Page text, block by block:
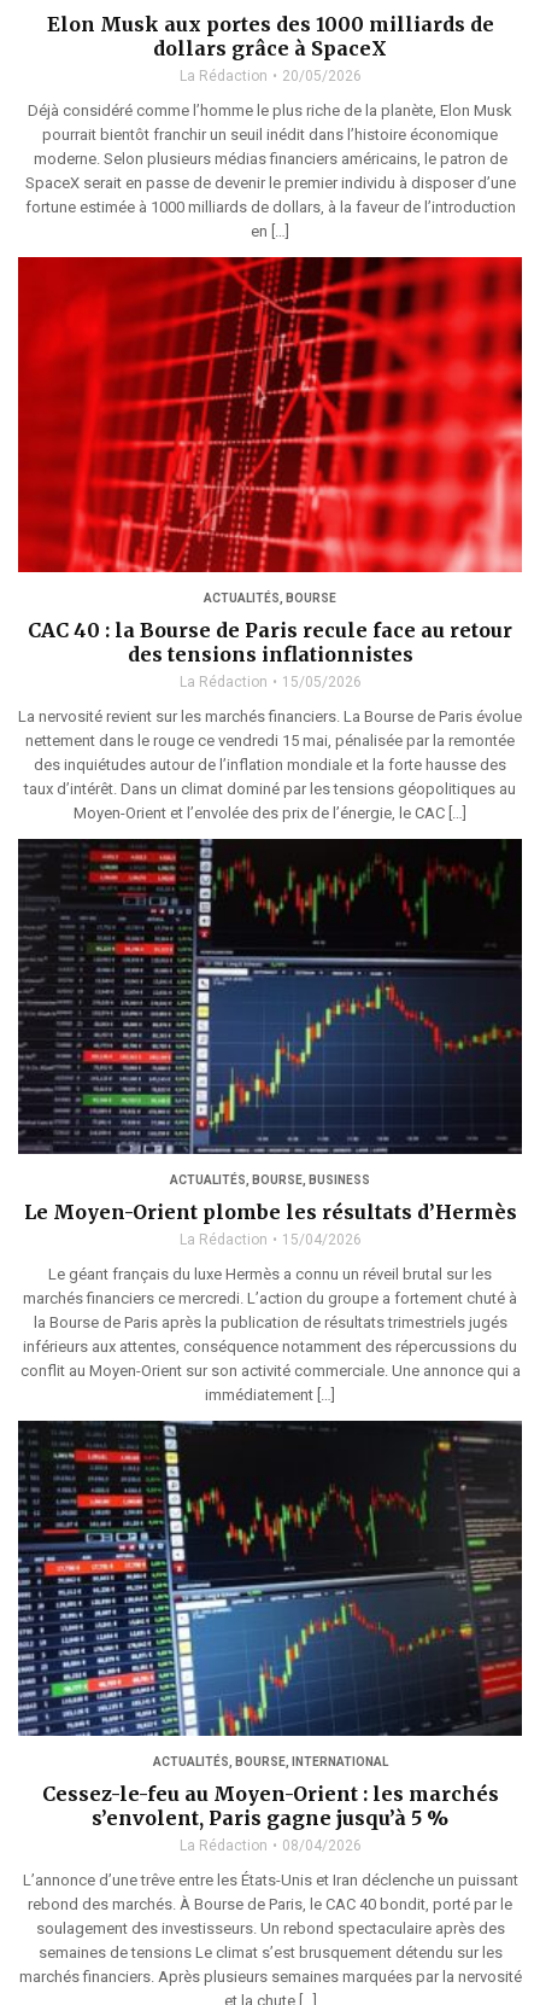
Elon Musk aux portes des 1000 milliards de
dollars grâce à SpaceX
La Rédaction 20/05/2026
Déjà considéré comme l’homme le plus riche de la planète, Elon Musk
pourrait bientôt franchir un seuil inédit dans l’histoire économique
moderne. Selon plusieurs médias financiers américains, le patron de
SpaceX serait en passe de devenir le premier individu à disposer d’une
fortune estimée à 1000 milliards de dollars, à la faveur de l’introduction
en […]
ACTUALITÉS BOURSE
CAC 40 : la Bourse de Paris recule face au retour
des tensions inflationnistes
La Rédaction 15/05/2026
La nervosité revient sur les marchés financiers. La Bourse de Paris évolue
nettement dans le rouge ce vendredi 15 mai, pénalisée par la remontée
des inquiétudes autour de l’inflation mondiale et la forte hausse des
taux d’intérêt. Dans un climat dominé par les tensions géopolitiques au
Moyen-Orient et l’envolée des prix de l’énergie, le CAC […]
ACTUALITÉS BOURSE BUSINESS
Le Moyen-Orient plombe les résultats d’Hermès
La Rédaction 15/04/2026
Le géant français du luxe Hermès a connu un réveil brutal sur les
marchés financiers ce mercredi. L’action du groupe a fortement chuté à
la Bourse de Paris après la publication de résultats trimestriels jugés
inférieurs aux attentes, conséquence notamment des répercussions du
conflit au Moyen-Orient sur son activité commerciale. Une annonce qui a
immédiatement […]
ACTUALITÉS, BOURSE, INTERNATIONAL
Cessez-le-feu au Moyen-Orient : les marchés
s’envolent, Paris gagne jusqu’à 5 %
La Rédaction 08/04/2026
L’annonce d’une trêve entre les États-Unis et Iran déclenche un puissant
rebond des marchés. À Bourse de Paris, le CAC 40 bondit, porté par le
soulagement des investisseurs. Un rebond spectaculaire après des
semaines de tensions Le climat s’est brusquement détendu sur les
marchés financiers. Après plusieurs semaines marquées par la nervosité
et la chute […]